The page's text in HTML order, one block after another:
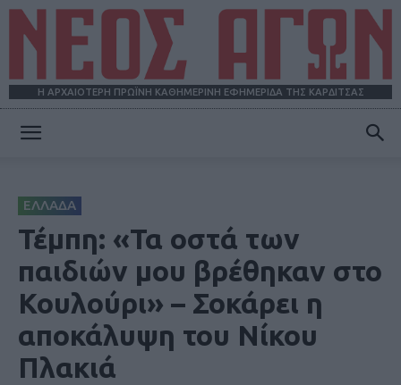
Η ΑΡΧΑΙΟΤΕΡΗ ΠΡΩΪΝΗ ΚΑΘΗΜΕΡΙΝΗ ΕΦΗΜΕΡΙΔΑ ΤΗΣ ΚΑΡΔΙΤΣΑΣ
ΕΛΛΑΔΑ
Τέμπη: «Τα οστά των
παιδιών μου βρέθηκαν στο
Κουλούρι» – Σοκάρει η
αποκάλυψη του Νίκου
Πλακιά